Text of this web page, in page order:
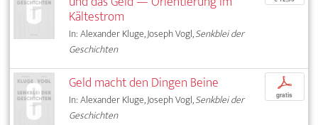
Kältestrom
In: Alexander Kluge, Joseph Vogl,Senkblei der
Geschichten
Geld macht den Dingen Beine
In: Alexander Kluge, Joseph Vogl,Senkblei der
Geschichten
p
gratis